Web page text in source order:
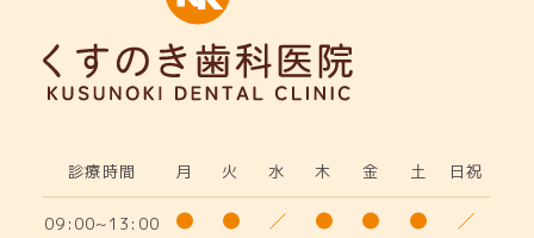
診療時間 月 火 水 木 金 土 日祝
09:00~13:00